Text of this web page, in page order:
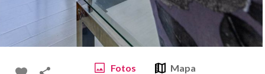
Fotos Mapa